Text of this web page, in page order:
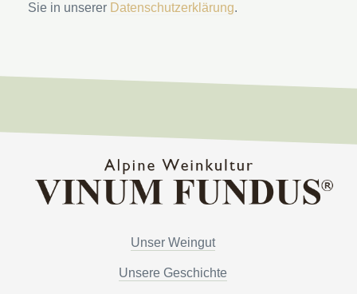
Sie in unserer Datenschutzerklärung.
Unser Weingut
Unsere Geschichte